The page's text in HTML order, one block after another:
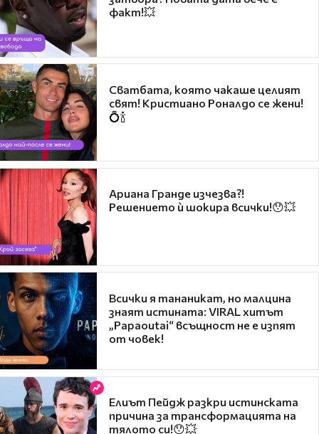
факт!💥
Сватбата, която чакаше целият
свят! Кристиано Роналдо се жени!
💍🍾
Ариана Гранде изчезва?!
Решението ѝ шокира всички!😯💥
Всички я тананикат, но малцина
знаят истината: VIRAL хитът
„Papaoutai“ всъщност не е изпят
от човек!
Елиът Пейдж разкри истинската
причина за трансформацията на
тялото си!😯💥